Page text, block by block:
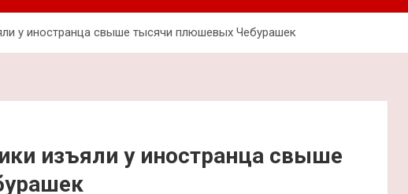
у иностранца свыше тысячи плюшевых Чебурашек
изъяли у иностранца свыше